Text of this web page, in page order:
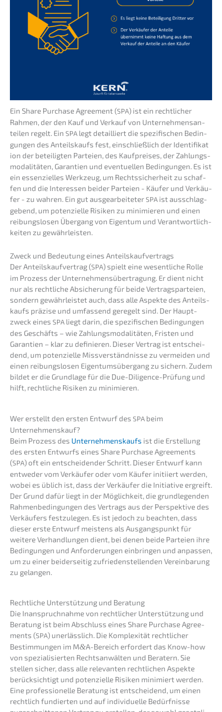
Ein Share Purcha­se Agree­ment (SPA) ist ein recht­li­cher
Rahmen, der den Kauf und Verkauf von Unter­neh­mens­an­
tei­len regelt. Ein SPA legt detail­liert die spezi­fi­schen Bedin­
gun­gen des Anteils­kaufs fest, einschließ­lich der Identi­fi­ka­t
i­on der betei­lig­ten Partei­en, des Kaufprei­ses, der Zahlungs­
mo­da­li­tä­ten, Garan­tien und eventu­el­len Bedin­gun­gen. Es ist
ein essen­zi­el­les Werkzeug, um Rechts­si­cher­heit zu schaf­
fen und die Inter­es­sen beider Partei­en - Käufer und Verkäu­
fer - zu wahren. Ein gut ausge­ar­bei­te­terSPA ist ausschlag­
ge­bend, um poten­zi­el­le Risiken zu minimie­ren und einen
reibungs­lo­sen Übergang von Eigen­tum und Verant­wort­lich­
kei­ten zu gewährleisten.
Zweck und Bedeu­tung eines Anteilskaufvertrags
Der Anteils­kauf­ver­trag (SPA) spielt eine wesent­li­che Rolle
im Prozess der Unter­neh­mens­über­tra­gung. Er dient nicht
nur als recht­li­che Absiche­rung für beide Vertrags­par­tei­en,
sondern gewähr­leis­tet auch, dass alle Aspek­te des Anteils­
kaufs präzi­se und umfas­send geregelt sind. Der Haupt­
zweck eines SPA liegt darin, die spezi­fi­schen Bedin­gun­gen
des Geschäfts – wie Zahlungs­mo­da­li­tä­ten, Fristen und
Garan­tien – klar zu definie­ren. Dieser Vertrag ist entschei­
dend, um poten­zi­el­le Missver­ständ­nis­se zu vermei­den und
einen reibungs­lo­sen Eigen­tums­über­gang zu sichern. Zudem
bildet er die Grund­la­ge für die Due-Diligence-Prüfung und
hilft, recht­li­che Risiken zu minimieren.
Wer erstellt den ersten Entwurf des SPA beim
Unternehmenskauf?
Beim Prozess des Unter­neh­mens­kaufs ist die Erstel­lung
des ersten Entwurfs eines Share Purcha­se Agree­ments
(SPA) oft ein entschei­den­der Schritt. Dieser Entwurf kann
entwe­der vom Verkäu­fer oder vom Käufer initi­iert werden,
wobei es üblich ist, dass der Verkäu­fer die Initia­ti­ve ergreift.
Der Grund dafür liegt in der Möglich­keit, die grund­le­gen­den
Rahmen­be­din­gun­gen des Vertrags aus der Perspek­ti­ve des
Verkäu­fers festzu­le­gen. Es ist jedoch zu beach­ten, dass
dieser erste Entwurf meistens als Ausgangs­punkt für
weite­re Verhand­lun­gen dient, bei denen beide Partei­en ihre
Bedin­gun­gen und Anfor­de­run­gen einbrin­gen und anpas­sen,
um zu einer beider­sei­tig zufrie­den­stel­len­den Verein­ba­rung
zu gelangen.
Recht­li­che Unter­stüt­zung und Beratung
Die Inanspruch­nah­me von recht­li­cher Unter­stüt­zung und
Beratung ist beim Abschluss eines Share Purcha­se Agree­
ments (SPA) unerläss­lich. Die Komple­xi­tät recht­li­cher
Bestim­mun­gen im M&A-Bereich erfor­dert das Know-how
von spezia­li­sier­ten Rechts­an­wäl­ten und Beratern. Sie
stellen sicher, dass alle relevan­ten recht­li­chen Aspek­te
berück­sich­tigt und poten­zi­el­le Risiken minimiert werden.
Eine profes­sio­nel­le Beratung ist entschei­dend, um einen
recht­lich fundier­ten und auf indivi­du­el­le Bedürf­nis­se